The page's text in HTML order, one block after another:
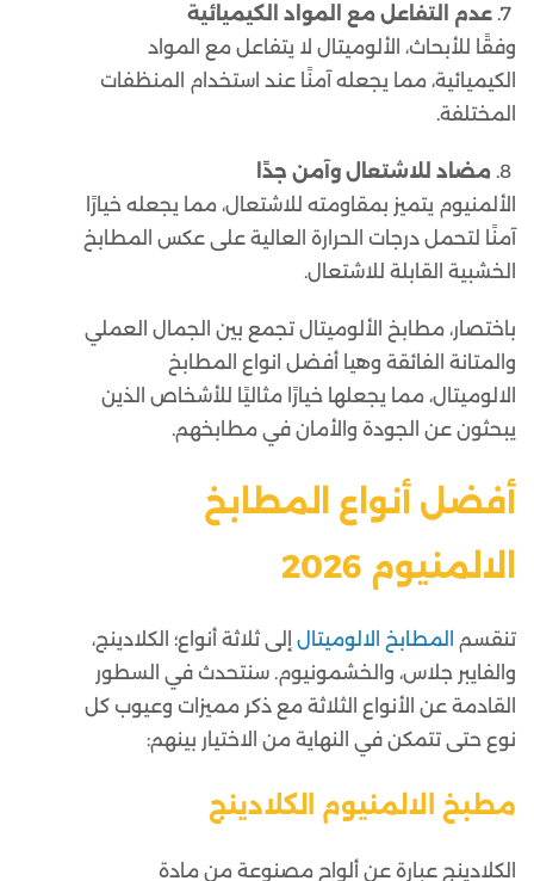
عدم التفاعل مع المواد الكيميائية
وفقًا للأبحاث، الألوميتال لا يتفاعل مع المواد
الكيميائية، مما يجعله آمنًا عند استخدام المنظفات
المختلفة.
مضاد للاشتعال وآمن جدًا
الألمنيوم يتميز بمقاومته للاشتعال، مما يجعله خيارًا
آمنًا لتحمل درجات الحرارة العالية على عكس المطابخ
الخشبية القابلة للاشتعال.
باختصار، مطابخ الألوميتال تجمع بين الجمال العملي
والمتانة الفائقة وهيا أفضل انواع المطابخ
الالوميتال، مما يجعلها خيارًا مثاليًا للأشخاص الذين
يبحثون عن الجودة والأمان في مطابخهم.
أفضل أنواع المطابخ
الالمنيوم 2026
تنقسم المطابخ الالوميتال إلى ثلاثة أنواع؛ الكلادينج،
والفايبر جلاس، والخشمونيوم. سنتحدث في السطور
القادمة عن الأنواع الثلاثة مع ذكر مميزات وعيوب كل
نوع حتى تتمكن في النهاية من الاختيار بينهم:
مطبخ الالمنيوم الكلادينج
الكلادينج عبارة عن ألواح مصنوعة من مادة